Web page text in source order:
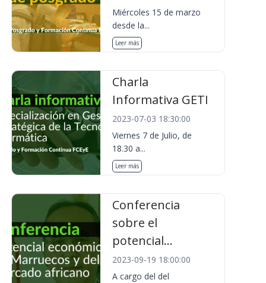
Miércoles 15 de marzo
desde la...
Leer más
Charla
Informativa GETI
2023-07-03 18:30:00
Viernes 7 de Julio, de
18.30 a...
Leer más
Conferencia
sobre el
potencial...
2023-09-19 18:00:00
A cargo del del